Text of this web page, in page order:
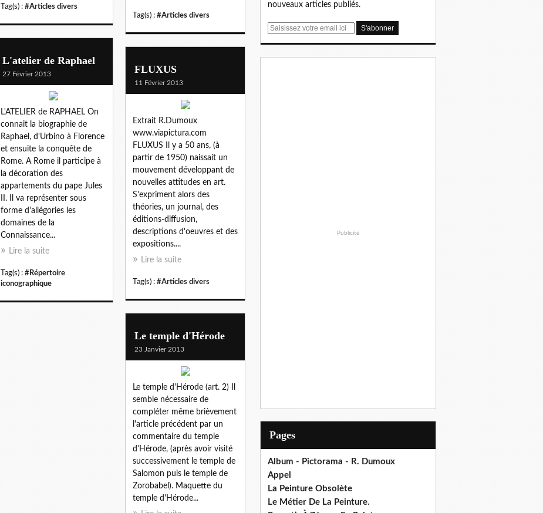
Tag(s) : #Articles divers
Tag(s) : #Articles divers
L'atelier de Raphael
27 Février 2013
L'ATELIER de RAPHAEL On
connait la biographie de
Raphael, d'Urbino à Florence
et ensuite la conquête de
Rome. A Rome il participe à
la décoration des
appartements du pape Jules
II. Il va représenter sous
forme d'allégories les
domaines de la
Connaissance...
Lire la suite
Tag(s) : #Répertoire
iconographique
FLUXUS
11 Février 2013
Extrait R.Dumoux
www.viapictura.com
FLUXUS Il y a 50 ans, (à
partir de 1950) naissait un
mouvement développant de
nouvelles attitudes en art.
S'expriment alors des
théories, un journal, des
éditions-diffusion,
descriptions d'oeuvres et des
expositions....
Lire la suite
Tag(s) : #Articles divers
Le temple d'Hérode
23 Janvier 2013
Le temple d'Hérode (art. 2) Il
semble nécessaire de
compléter même brièvement
l'article précédent par un
commentaire du temple
d'Hérode, (après avoir visité
successivement le temple de
Salomon puis le temple de
Zorobabel). Maquette du
temple d'Hérode...
nouveaux articles publiés.
E
Publicité
Pages
Album - Pictorama - R. Dumoux
Appel
La Peinture Obsolète
Le Métier De La Peinture.